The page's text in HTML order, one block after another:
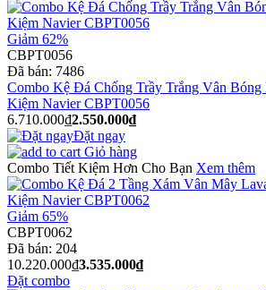
Giảm 62%
CBPT0056
Đã bán: 7486
Combo Kệ Đá Chống Trầy Trắng Vân Bóng
Kiệm Navier CBPT0056
6.710.000₫2.550.000₫
Đặt ngay
Giỏ hàng
Combo Tiết Kiệm Hơn Cho Bạn Xem thêm
Giảm 65%
CBPT0062
Đã bán: 204
10.220.000₫3.535.000₫
Đặt combo